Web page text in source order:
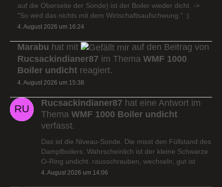
auf die Oberseite der Sonde) ist der Boiler wieder dicht. ->
"So wird das nichts mit dem Wirtschaftsaufschwung." :)
4. August 2026 um 16:24
Marabu hat mit
auf den Beitrag von
Rucsackindianer87 im Thema WMF 1000
Boiler undicht reagiert.
4. August 2026 um 15:38
Rucsackindianer87 hat eine Antwort im
Thema WMF 1000 Boiler undicht
verfasst.
Das ist die Niveau-Sonde. Die misst den Füllstand des
Dampfboilers. Wahrscheinlich ist der kleine Schwarze
O-Ring undicht. rausschrauben, wechseln, gut ist
4. August 2026 um 14:06